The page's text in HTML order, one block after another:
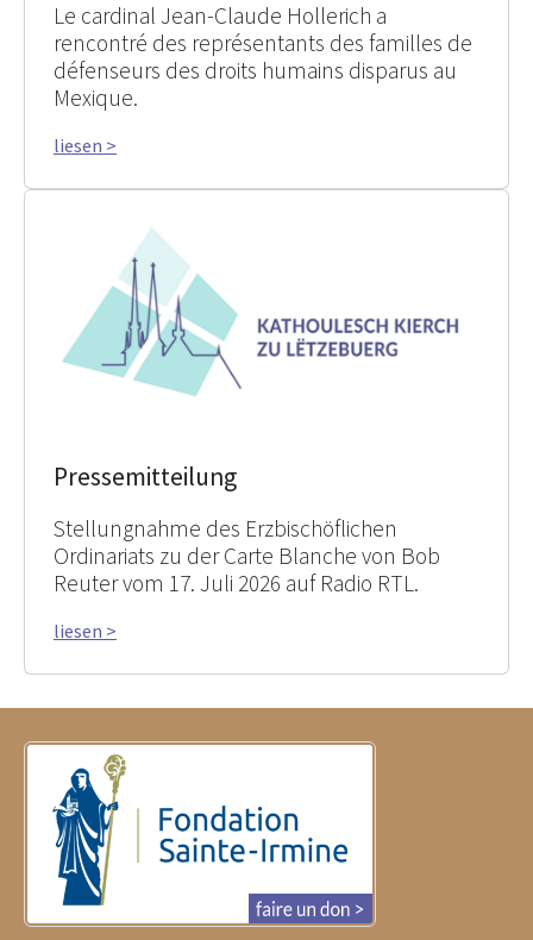
Le cardinal Jean-Claude Hollerich a
rencontré des représentants des familles de
défenseurs des droits humains disparus au
Mexique.
liesen >
Pressemitteilung
Stellungnahme des Erzbischöflichen
Ordinariats zu der Carte Blanche von Bob
Reuter vom 17. Juli 2026 auf Radio RTL.
liesen >